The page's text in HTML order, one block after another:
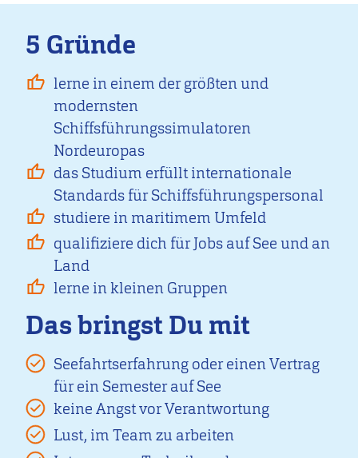
5 Gründe
lerne in einem der größten und
modernsten
Schiffsführungssimulatoren
Nordeuropas
das Studium erfüllt internationale
Standards für Schiffsführungspersonal
studiere in maritimem Umfeld
qualifiziere dich für Jobs auf See und an
Land
lerne in kleinen Gruppen
Das bringst Du mit
Seefahrtserfahrung oder einen Vertrag
für ein Semester auf See
keine Angst vor Verantwortung
Lust, im Team zu arbeiten